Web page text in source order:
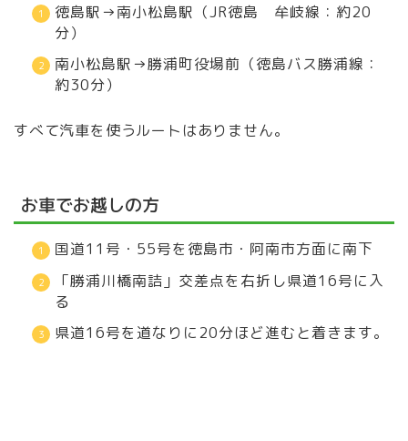
徳島駅→南小松島駅（JR徳島 牟岐線：約20
分）
南小松島駅→勝浦町役場前（徳島バス勝浦線：
約30分）
すべて汽車を使うルートはありません。
お車でお越しの方
国道11号・55号を徳島市・阿南市方面に南下
「勝浦川橋南詰」交差点を右折し県道16号に入
る
県道16号を道なりに20分ほど進むと着きます。